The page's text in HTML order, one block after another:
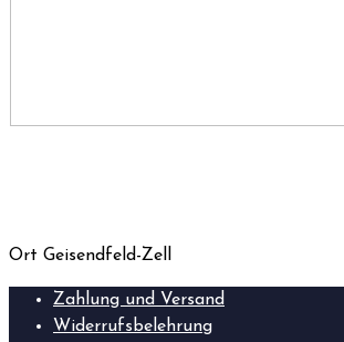
Ort Geisendfeld-Zell
Zahlung und Versand
Widerrufsbelehrung